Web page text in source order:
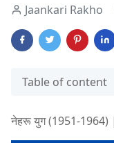
Jaankari Rakho
Table of content
नेहरू युग (1951-1964)